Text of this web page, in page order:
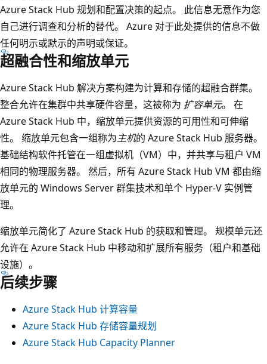
Azure Stack Hub 规划和配置决策的起点。 此信息无意作为您
自己进行调查和分析的替代。 Azure 对于此处提供的信息不做
任何明示或默示的声明或保证。
超融合性和缩放单元
Azure Stack Hub 解决方案构建为计算和存储的超融合群集。
整合允许在集群中共享硬件容量，这被称为 扩容单元。 在
Azure Stack Hub 中，缩放单元提供资源的可用性和可伸缩
性。 缩放单元包含一组称为主机的 Azure Stack Hub 服务器。
基础结构软件托管在一组虚拟机（VM）中，并共享与租户 VM
相同的物理服务器。 然后，所有 Azure Stack Hub VM 都由缩
放单元的 Windows Server 群集技术和单个 Hyper-V 实例管
理。
缩放单元简化了 Azure Stack Hub 的获取和管理。 规模单元还
允许在 Azure Stack Hub 中移动和扩展所有服务（租户和基础
设施）。
后续步骤
Azure Stack Hub 计算容量
Azure Stack Hub 存储容量规划
Azure Stack Hub Capacity Planner